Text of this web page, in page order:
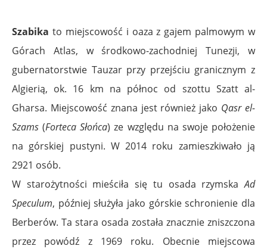
Szabika to miejscowość i oaza z gajem palmowym w
Górach Atlas, w środkowo-zachodniej Tunezji, w
gubernatorstwie Tauzar przy przejściu granicznym z
Algierią, ok. 16 km na północ od szottu Szatt al-
Gharsa. Miejscowość znana jest również jako Qasr el-
Szams (Forteca Słońca) ze względu na swoje położenie
na górskiej pustyni. W 2014 roku zamieszkiwało ją
2921 osób.
W starożytności mieściła się tu osada rzymskaAd
Speculum, później służyła jako górskie schronienie dla
Berberów. Ta stara osada została znacznie zniszczona
przez powódź z 1969 roku. Obecnie miejscowa